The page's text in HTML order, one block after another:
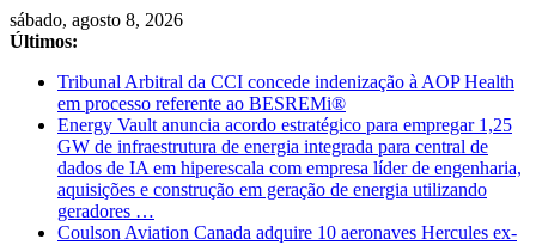
Pular
para
conteúdo
sábado, agosto 8, 2026
Últimos:
Tribunal Arbitral da CCI concede indenização à AOP Health
em processo referente ao BESREMi®
Energy Vault anuncia acordo estratégico para empregar 1,25
GW de infraestrutura de energia integrada para central de
dados de IA em hiperescala com empresa líder de engenharia,
aquisições e construção em geração de energia utilizando
geradores …
Coulson Aviation Canada adquire 10 aeronaves Hercules ex-